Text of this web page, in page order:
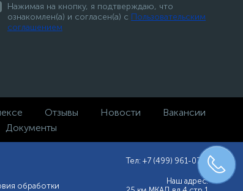
Нажимая на кнопку, я подтверждаю, что
ознакомлен(а) и согласен(а) с Пользовательским
соглашением
Отзывы Новости
Вакансии
Документы
обработки
Тел: +7 (499) 961-07-47
Наш адрес: